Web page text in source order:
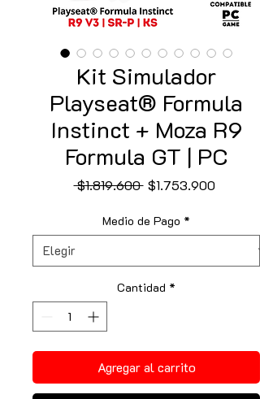
Kit Simulador
Playseat® Formula
Instinct + Moza R9
Formula GT | PC
$1.819.600 Precio
$1.753.900Precio
Medio de Pago *
Cantidad *
Agregar al carrito